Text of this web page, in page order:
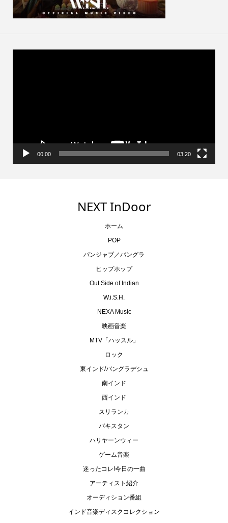
00:00 03:20
NEXT InDoor
ホーム
POP
パンジャブ／バングラ
ヒップホップ
Out Side of Indian
W.i.S.H.
NEXA Music
映画音楽
MTV「ハッスル」
ロック
東インド/バングラデシュ
南インド
西インド
スリランカ
パキスタン
ハリヤーンウィー
ゲーム音楽
迷ったコレ!今日の一曲
アーティスト紹介
オーディション番組
インド音楽ディスクコレクション